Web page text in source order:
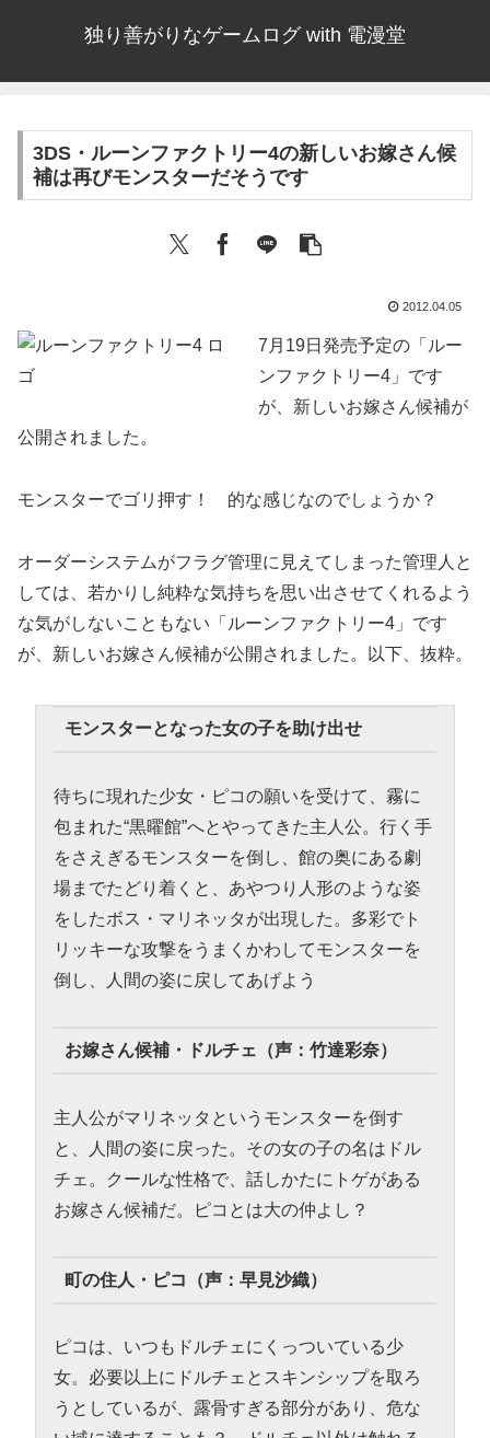
独り善がりなゲームログ with 電漫堂
3DS・ルーンファクトリー4の新しいお嫁さん候
補は再びモンスターだそうです
2012.04.05
7月19日発売予定の「ルー
ンファクトリー4」です
が、新しいお嫁さん候補が
公開されました。
モンスターでゴリ押す！ 的な感じなのでしょうか？
オーダーシステムがフラグ管理に見えてしまった管理人と
しては、若かりし純粋な気持ちを思い出させてくれるよう
な気がしないこともない「ルーンファクトリー4」です
が、新しいお嫁さん候補が公開されました。以下、抜粋。
モンスターとなった女の子を助け出せ
待ちに現れた少女・ピコの願いを受けて、霧に
包まれた“黒曜館”へとやってきた主人公。行く手
をさえぎるモンスターを倒し、館の奥にある劇
場までたどり着くと、あやつり人形のような姿
をしたボス・マリネッタが出現した。多彩でト
リッキーな攻撃をうまくかわしてモンスターを
倒し、人間の姿に戻してあげよう
お嫁さん候補・ドルチェ（声：竹達彩奈）
主人公がマリネッタというモンスターを倒す
と、人間の姿に戻った。その女の子の名はドル
チェ。クールな性格で、話しかたにトゲがある
お嫁さん候補だ。ピコとは大の仲よし？
町の住人・ピコ（声：早見沙織）
ピコは、いつもドルチェにくっついている少
女。必要以上にドルチェとスキンシップを取ろ
うとしているが、露骨すぎる部分があり、危な